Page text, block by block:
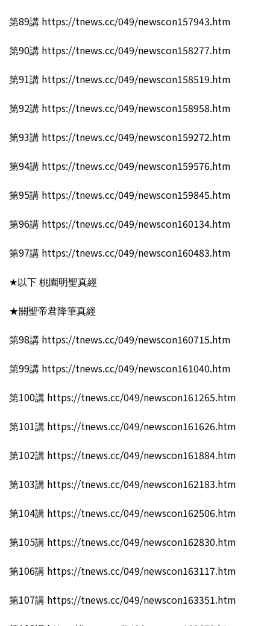
第89講 https://tnews.cc/049/newscon157943.htm
第90講 https://tnews.cc/049/newscon158277.htm
第91講 https://tnews.cc/049/newscon158519.htm
第92講 https://tnews.cc/049/newscon158958.htm
第93講 https://tnews.cc/049/newscon159272.htm
第94講 https://tnews.cc/049/newscon159576.htm
第95講 https://tnews.cc/049/newscon159845.htm
第96講 https://tnews.cc/049/newscon160134.htm
第97講 https://tnews.cc/049/newscon160483.htm
★以下 桃園明聖真經
★關聖帝君降筆真經
第98講 https://tnews.cc/049/newscon160715.htm
第99講 https://tnews.cc/049/newscon161040.htm
第100講 https://tnews.cc/049/newscon161265.htm
第101講 https://tnews.cc/049/newscon161626.htm
第102講 https://tnews.cc/049/newscon161884.htm
第103講 https://tnews.cc/049/newscon162183.htm
第104講 https://tnews.cc/049/newscon162506.htm
第105講 https://tnews.cc/049/newscon162830.htm
第106講 https://tnews.cc/049/newscon163117.htm
第107講 https://tnews.cc/049/newscon163351.htm